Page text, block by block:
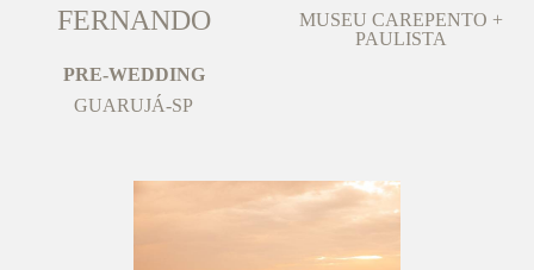
FERNANDO
PRE-WEDDING
GUARUJÁ-SP
MUSEU CAREPENTO +
PAULISTA